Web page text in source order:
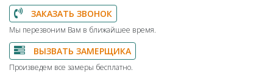
ЗАКАЗАТЬ ЗВОНОК
Мы перезвоним Вам в ближайшее время.
ВЫЗВАТЬ ЗАМЕРЩИКА
Произведем все замеры бесплатно.